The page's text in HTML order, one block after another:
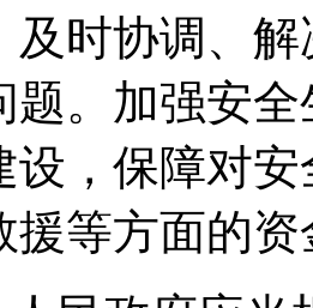
及时协调、
题。加强安
设，保障对
援等方面的